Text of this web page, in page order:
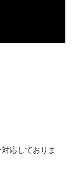
応しておりま